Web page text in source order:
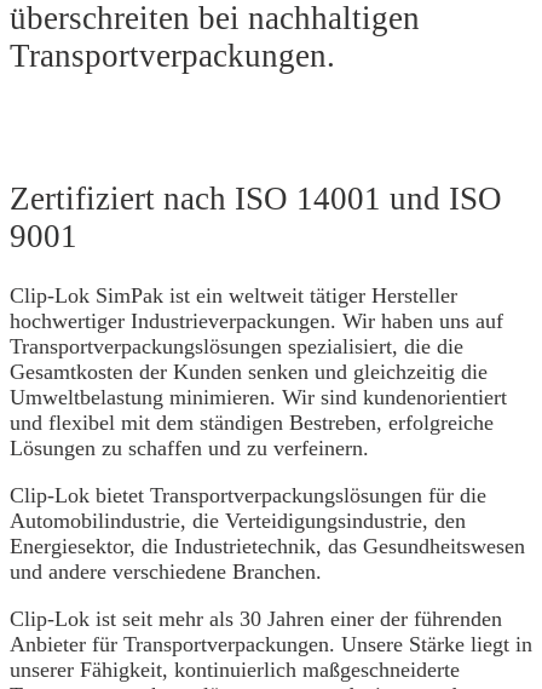
überschreiten bei nachhaltigen
Transportverpackungen.
Zertifiziert nach ISO 14001 und ISO
9001
Clip-Lok SimPak ist ein weltweit tätiger Hersteller
hochwertiger Industrieverpackungen. Wir haben uns auf
Transportverpackungslösungen spezialisiert, die die
Gesamtkosten der Kunden senken und gleichzeitig die
Umweltbelastung minimieren. Wir sind kundenorientiert
und flexibel mit dem ständigen Bestreben, erfolgreiche
Lösungen zu schaffen und zu verfeinern.
Clip-Lok bietet Transportverpackungslösungen für die
Automobilindustrie, die Verteidigungsindustrie, den
Energiesektor, die Industrietechnik, das Gesundheitswesen
und andere verschiedene Branchen.
Clip-Lok ist seit mehr als 30 Jahren einer der führenden
Anbieter für Transportverpackungen. Unsere Stärke liegt in
unserer Fähigkeit, kontinuierlich maßgeschneiderte